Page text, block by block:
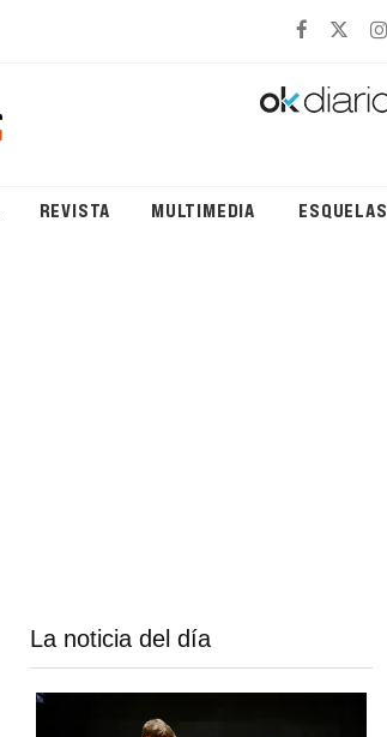
REVISTA MULTIMEDIA ESQUELAS
La noticia del día